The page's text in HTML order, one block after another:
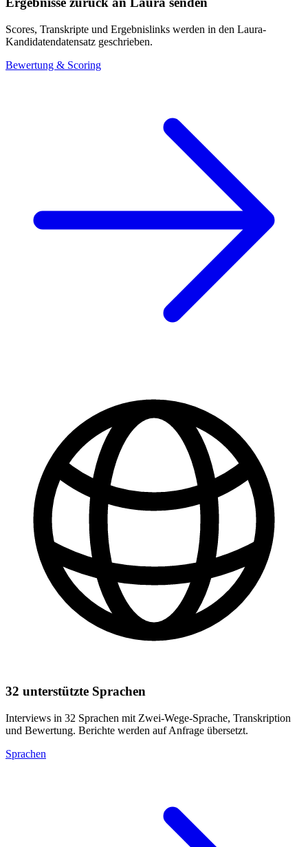
Scores, Transkripte und Ergebnislinks werden in den Laura-
Kandidatendatensatz geschrieben.
Bewertung & Scoring
32 unterstützte Sprachen
Interviews in 32 Sprachen mit Zwei-Wege-Sprache, Transkription
und Bewertung. Berichte werden auf Anfrage übersetzt.
Sprachen